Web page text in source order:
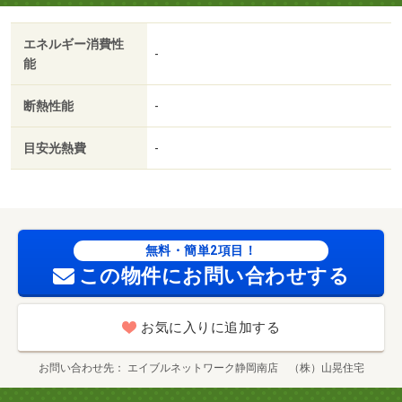
軽にスタッフまでお申し付けください！・賃貸保証等：加
入要（初回保証料：原則月額５０％（最低２５０００
円）、月額手数料：原則支払い総額の１．２％）・維持費
００円／月・２０２６年９月完成の新築２ＬＤＫ。最上階
の角部屋に加えてベランダ２か所で風通しも良好。インタ
ーネット無料。キッチンは３口コンログリル付きで快適に
円
エネルギー消費性
能
-
断熱性能 -
目安光熱費 -
無料・簡単2項目！
この物件にお問い合わせする
お気に入りに追加する
お問い合わせ先 エイブルネットワーク静岡南店 （株）山晃住宅